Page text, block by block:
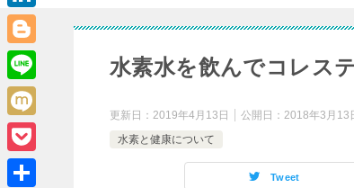
水素水を飲んでコレス
更新日： 2019年4月13日 公開日： 2018年3月13
水素と健康について
Tweet
o
k
t
e
r
t
e
r
e
s
t
u
m
b
r
L
i
n
k
e
d
B
l
o
g
g
L
i
n
e
M
i
P